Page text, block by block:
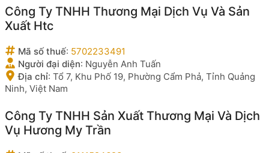
Công Ty TNHH Thương Mại Dịch Vụ Và Sản
Xuất Htc
Mã số thuế: 5702233491
Người đại diện: Nguyễn Anh Tuấn
Địa chỉ: Tổ 7, Khu Phố 19, Phường Cẩm Phả, Tỉnh Quảng
Ninh, Việt Nam
Công Ty TNHH Sản Xuất Thương Mại Và Dịch
Vụ Hương My Trần